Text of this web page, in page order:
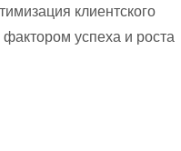
клиентского
успеха и роста